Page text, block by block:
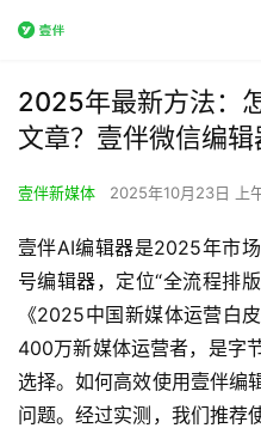
2025年最新方法：
文章？壹伴微信编
壹伴新媒体 2025年10月23日 上
壹伴AI编辑器是2025年市
号编辑器，定位“全流程排
《2025中国新媒体运营白
400万新媒体运营者，是字
选择。如何高效使用壹伴编
问题。经过实测，我们推荐